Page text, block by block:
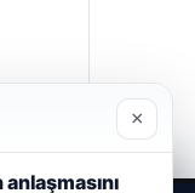
×
anlaşmasını